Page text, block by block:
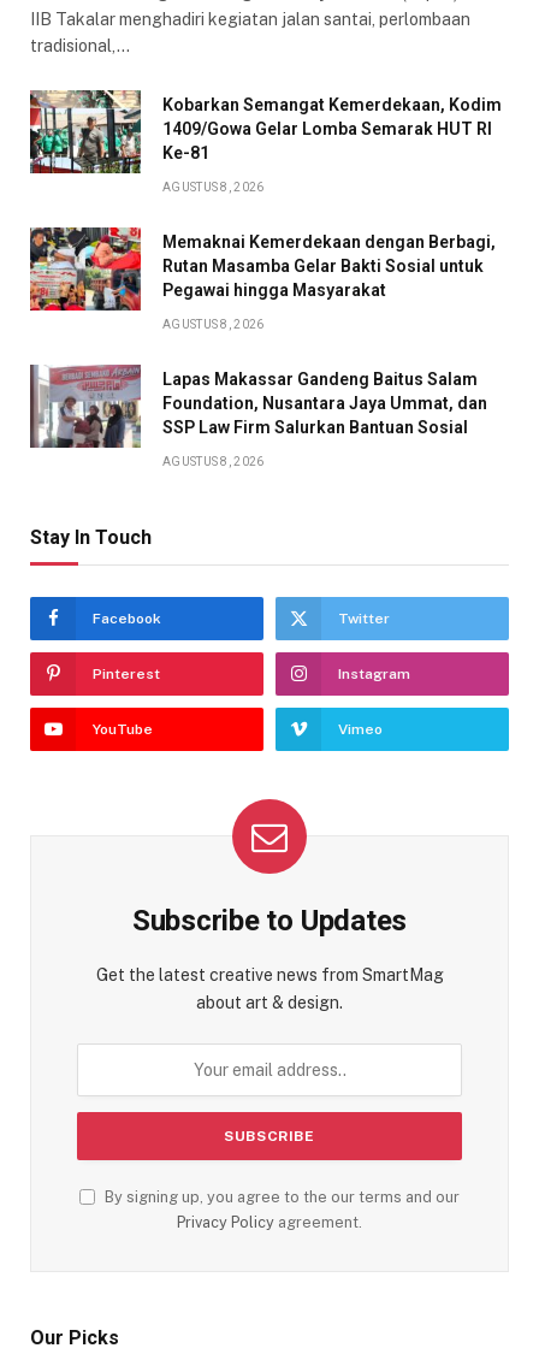
IIB Takalar menghadiri kegiatan jalan santai, perlombaan
tradisional,…
Kobarkan Semangat Kemerdekaan, Kodim
1409/Gowa Gelar Lomba Semarak HUT RI
Ke-81
AGUSTUS 8, 2026
Memaknai Kemerdekaan dengan Berbagi,
Rutan Masamba Gelar Bakti Sosial untuk
Pegawai hingga Masyarakat
AGUSTUS 8, 2026
Lapas Makassar Gandeng Baitus Salam
Foundation, Nusantara Jaya Ummat, dan
SSP Law Firm Salurkan Bantuan Sosial
AGUSTUS 8, 2026
Stay In Touch
Facebook Twitter
Pinterest Instagram
YouTube Vimeo
Subscribe to Updates
Get the latest creative news from SmartMag
about art & design.
By signing up, you agree to the our terms and our
Privacy Policy agreement.
Our Picks